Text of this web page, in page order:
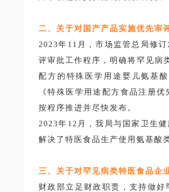
二、关于对国产产品实施优先审
2023年11月，市场监管总局修
评审批工作程序，明确将罕见病
配方的特殊医学用途婴儿氨基
《特殊医学用途配方食品注册
按程序推进并尽快发布。
2023年12月，我局与国家卫生
解决了特医食品生产使用氨基酸
三、关于对罕见病类特医食品企
财政部立足财政职责，支持做